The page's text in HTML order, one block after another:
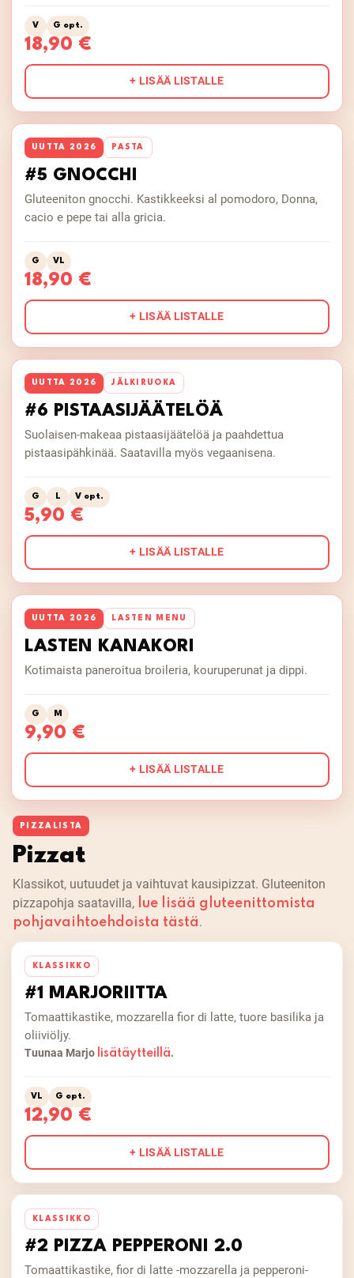
V G opt.
18,90 €
+ LISÄÄ LISTALLE
UUTTA 2026 PASTA
#5 GNOCCHI
Gluteeniton gnocchi. Kastikkeeksi al pomodoro, Donna,
cacio e pepe tai alla gricia.
G VL
18,90 €
+ LISÄÄ LISTALLE
UUTTA 2026 JÄLKIRUOKA
#6 PISTAASIJÄÄTELÖÄ
Suolaisen-makeaa pistaasijäätelöä ja paahdettua
pistaasipähkinää. Saatavilla myös vegaanisena.
G L V opt.
5,90 €
+ LISÄÄ LISTALLE
UUTTA 2026 LASTEN MENU
LASTEN KANAKORI
Kotimaista paneroitua broileria, kouruperunat ja dippi.
G M
9,90 €
+ LISÄÄ LISTALLE
PIZZALISTA
Pizzat
Klassikot, uutuudet ja vaihtuvat kausipizzat. Gluteeniton
pizzapohja saatavilla,
lue lisää gluteenittomista
pohjavaihtoehdoista tästä.
KLASSIKKO
#1 MARJORIITTA
Tomaattikastike, mozzarella fior di latte, tuore basilika ja
oliiviöljy.
Tuunaa Marjo lisätäytteillä.
VL G opt.
12,90 €
+ LISÄÄ LISTALLE
KLASSIKKO
#2 PIZZA PEPPERONI 2.0
Tomaattikastike, fior di latte -mozzarella ja pepperoni-